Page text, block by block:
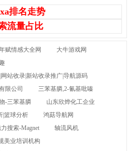
排名走势
流量占比
赋情感大全网
大牛游戏网
站收录|新站收录推广|导航源码
限公司
三苯基膦,2-氰基吡嗪
-三苯基膦
山东欣烨化工企业
|篮球分析
鸿菇导航网
搜索-Magnet
轴流风机
美业培训机构